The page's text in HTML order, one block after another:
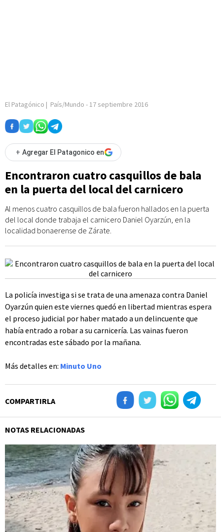
El Patagónico | País/Mundo - 17 septiembre 2016
+ Agregar El Patagonico en
Encontraron cuatro casquillos de bala
en la puerta del local del carnicero
Al menos cuatro casquillos de bala fueron hallados en la puerta
del local donde trabaja el carnicero Daniel Oyarzún, en la
localidad bonaerense de Zárate.
La policía investiga si se trata de una amenaza contra Daniel
Oyarzún quien este viernes quedó en libertad mientras espera
el proceso judicial por haber matado a un delincuente que
había entrado a robar a su carnicería. Las vainas fueron
encontradas este sábado por la mañana.
Más detalles en: Minuto Uno
COMPARTIRLA
NOTAS RELACIONADAS